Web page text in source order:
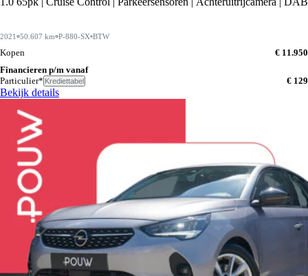
2021 50.607 km P-880-SX BTW
Kopen
€ 11.950
Financieren p/m vanaf
Particulier* Krediettabel € 129
Bekijk details